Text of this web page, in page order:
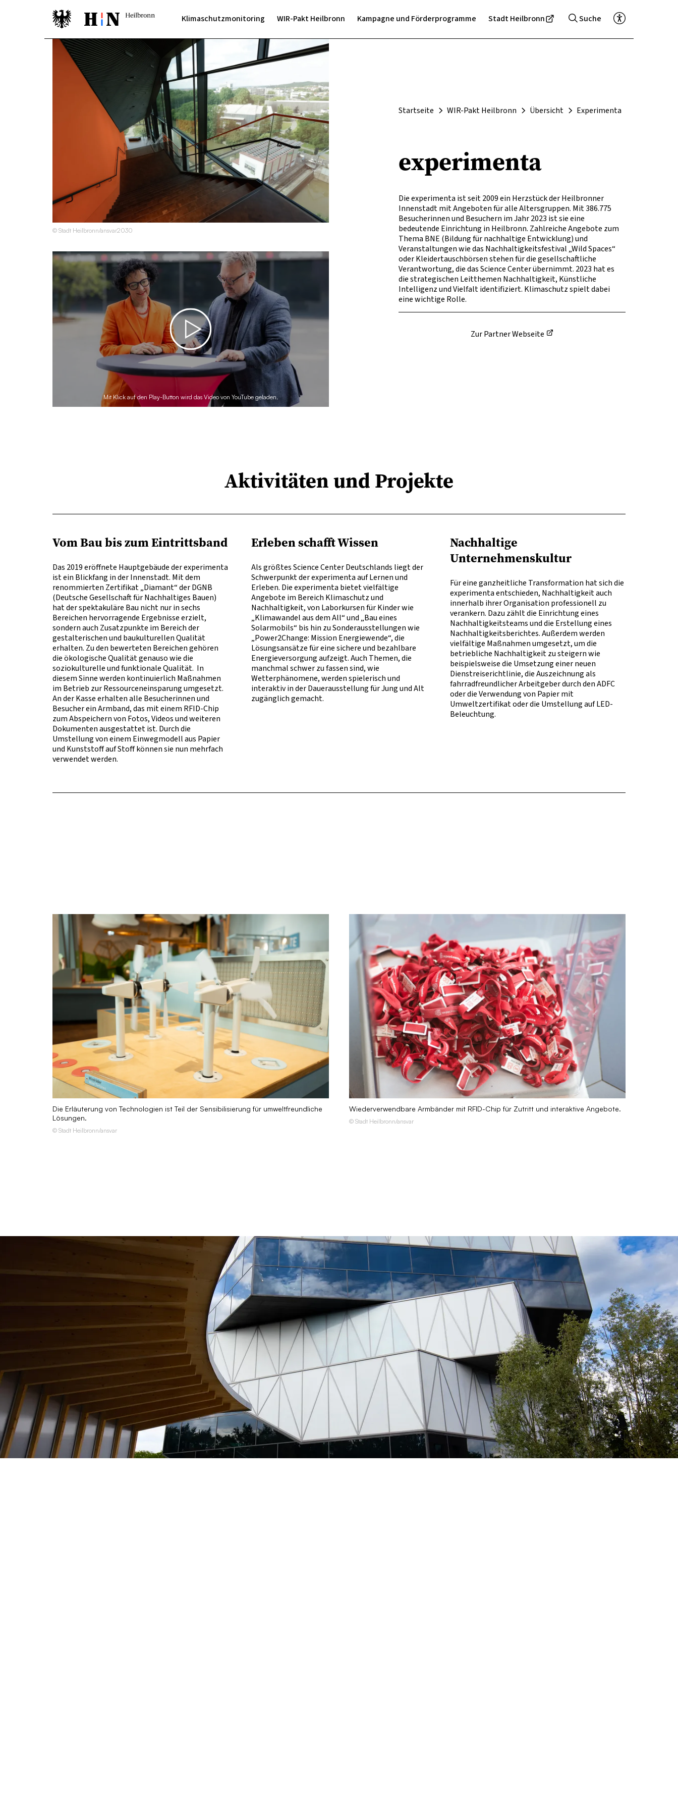
Klimaschutzmonitoring WIR-Pakt Heilbronn Kampagne und Förderprogramme Stadt Heilbronn Suche
Tätigkeitsfelder
Photovoltaik
Windenergie
Mobilität
Partner
Partner werden
Veranstaltungen
"Heilbronn, das Klima und WIR"
© Stadt Heilbronn/ansvar2030
Mit Klick auf den Play-Button wird das Video von YouTube geladen.
Startseite WIR-Pakt Heilbronn Übersicht Experimenta
experimenta
Die experimenta ist seit 2009 ein Herzstück der Heilbronner
Innenstadt mit Angeboten für alle Altersgruppen. Mit 386.775
Besucherinnen und Besuchern im Jahr 2023 ist sie eine
bedeutende Einrichtung in Heilbronn. Zahlreiche Angebote zum
Thema BNE (Bildung für nachhaltige Entwicklung) und
Veranstaltungen wie das Nachhaltigkeitsfestival „Wild Spaces“
oder Kleidertauschbörsen stehen für die gesellschaftliche
Verantwortung, die das Science Center übernimmt. 2023 hat es
die strategischen Leitthemen Nachhaltigkeit, Künstliche
Intelligenz und Vielfalt identifiziert. Klimaschutz spielt dabei
eine wichtige Rolle.
Zur Partner Webseite
Aktivitäten und Projekte
Vom Bau bis zum Eintrittsband
Das 2019 eröffnete Hauptgebäude der experimenta
ist ein Blickfang in der Innenstadt. Mit dem
renommierten Zertifikat „Diamant“ der DGNB
(Deutsche Gesellschaft für Nachhaltiges Bauen)
hat der spektakuläre Bau nicht nur in sechs
Bereichen hervorragende Ergebnisse erzielt,
sondern auch Zusatzpunkte im Bereich der
gestalterischen und baukulturellen Qualität
erhalten. Zu den bewerteten Bereichen gehören
die ökologische Qualität genauso wie die
soziokulturelle und funktionale Qualität. In
diesem Sinne werden kontinuierlich Maßnahmen
im Betrieb zur Ressourceneinsparung umgesetzt.
An der Kasse erhalten alle Besucherinnen und
Besucher ein Armband, das mit einem RFID-Chip
zum Abspeichern von Fotos, Videos und weiteren
Dokumenten ausgestattet ist. Durch die
Umstellung von einem Einwegmodell aus Papier
und Kunststoff auf Stoff können sie nun mehrfach
verwendet werden.
Erleben schafft Wissen
Als größtes Science Center Deutschlands liegt der
Schwerpunkt der experimenta auf Lernen und
Erleben. Die experimenta bietet vielfältige
Angebote im Bereich Klimaschutz und
Nachhaltigkeit, von Laborkursen für Kinder wie
„Klimawandel aus dem All“ und „Bau eines
Solarmobils“ bis hin zu Sonderausstellungen wie
„Power2Change: Mission Energiewende“, die
Lösungsansätze für eine sichere und bezahlbare
Energieversorgung aufzeigt. Auch Themen, die
manchmal schwer zu fassen sind, wie
Wetterphänomene, werden spielerisch und
interaktiv in der Dauerausstellung für Jung und Alt
zugänglich gemacht.
Nachhaltige
Unternehmenskultur
Für eine ganzheitliche Transformation hat sich die
experimenta entschieden, Nachhaltigkeit auch
innerhalb ihrer Organisation professionell zu
verankern. Dazu zählt die Einrichtung eines
Nachhaltigkeitsteams und die Erstellung eines
Nachhaltigkeitsberichtes. Außerdem werden
vielfältige Maßnahmen umgesetzt, um die
betriebliche Nachhaltigkeit zu steigern wie
beispielsweise die Umsetzung einer neuen
Dienstreiserichtlinie, die Auszeichnung als
fahrradfreundlicher Arbeitgeber durch den ADFC
oder die Verwendung von Papier mit
Umweltzertifikat oder die Umstellung auf LED-
Beleuchtung.
Die Erläuterung von Technologien ist Teil der Sensibilisierung für umweltfreundliche
Lösungen.
© Stadt Heilbronn/ansvar
Wiederverwendbare Armbänder mit RFID-Chip für Zutritt und interaktive Angebote.
© Stadt Heilbronn/ansvar